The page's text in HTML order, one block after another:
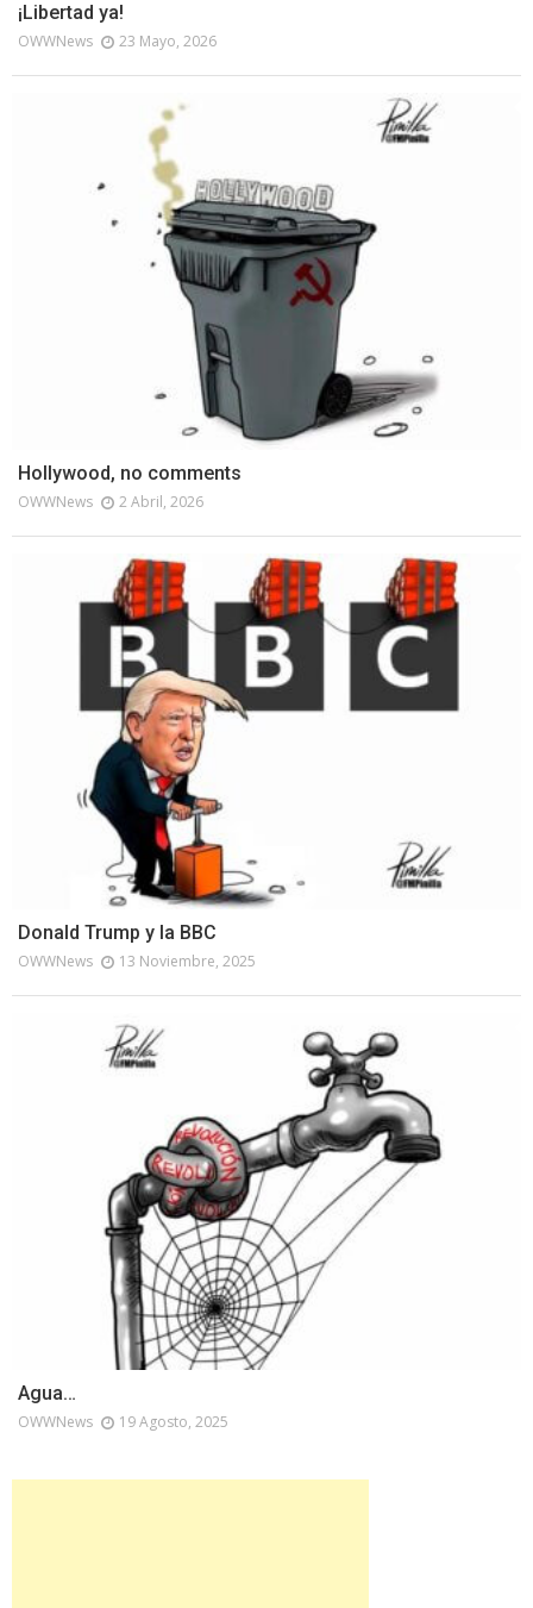
¡Libertad ya!
OWWNews 23 Mayo, 2026
Hollywood, no comments
OWWNews 2 Abril, 2026
Donald Trump y la BBC
OWWNews 13 Noviembre, 2025
Agua…
OWWNews 19 Agosto, 2025